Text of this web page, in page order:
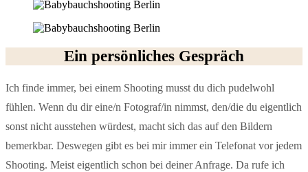
Ein persönliches Gespräch
Ich finde immer, bei einem Shooting musst du dich pudelwohl
fühlen. Wenn du dir eine/n Fotograf/in nimmst, den/die du eigentlich
sonst nicht ausstehen würdest, macht sich das auf den Bildern
bemerkbar. Deswegen gibt es bei mir immer ein Telefonat vor jedem
Shooting. Meist eigentlich schon bei deiner Anfrage. Da rufe ich